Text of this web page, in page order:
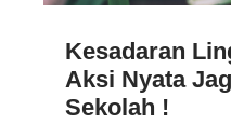
Kesadaran
Aksi Nyata
Sekolah !